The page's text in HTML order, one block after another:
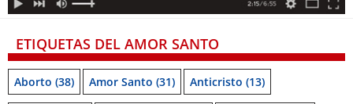
ETIQUETAS DEL AMOR SANTO
Aborto (38) Amor Santo (31) Anticristo (13)